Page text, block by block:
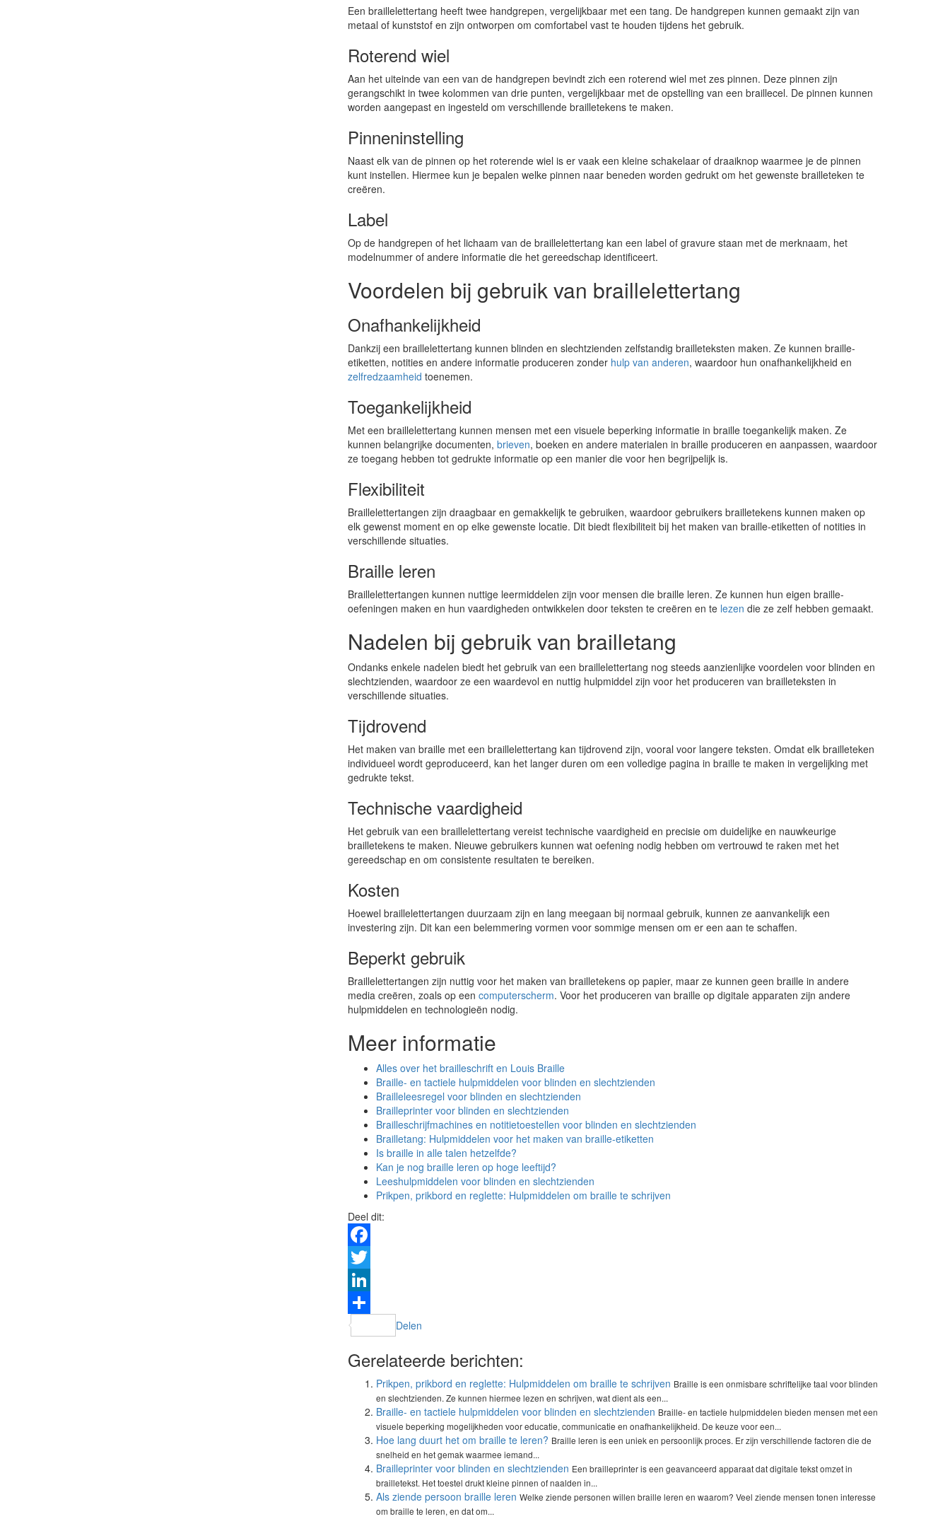
Een braillelettertang heeft twee handgrepen, vergelijkbaar met een tang. De handgrepen kunnen gemaakt zijn van
metaal of kunststof en zijn ontworpen om comfortabel vast te houden tijdens het gebruik.
Roterend wiel
Aan het uiteinde van een van de handgrepen bevindt zich een roterend wiel met zes pinnen. Deze pinnen zijn
gerangschikt in twee kolommen van drie punten, vergelijkbaar met de opstelling van een braillecel. De pinnen kunnen
worden aangepast en ingesteld om verschillende brailletekens te maken.
Pinneninstelling
Naast elk van de pinnen op het roterende wiel is er vaak een kleine schakelaar of draaiknop waarmee je de pinnen
kunt instellen. Hiermee kun je bepalen welke pinnen naar beneden worden gedrukt om het gewenste brailleteken te
creëren.
Label
Op de handgrepen of het lichaam van de braillelettertang kan een label of gravure staan met de merknaam, het
modelnummer of andere informatie die het gereedschap identificeert.
Voordelen bij gebruik van braillelettertang
Onafhankelijkheid
Dankzij een braillelettertang kunnen blinden en slechtzienden zelfstandig brailleteksten maken. Ze kunnen braille-
etiketten, notities en andere informatie produceren zonder hulp van anderen, waardoor hun onafhankelijkheid en
zelfredzaamheid toenemen.
Toegankelijkheid
Met een braillelettertang kunnen mensen met een visuele beperking informatie in braille toegankelijk maken. Ze
kunnen belangrijke documenten, brieven, boeken en andere materialen in braille produceren en aanpassen, waardoor
ze toegang hebben tot gedrukte informatie op een manier die voor hen begrijpelijk is.
Flexibiliteit
Braillelettertangen zijn draagbaar en gemakkelijk te gebruiken, waardoor gebruikers brailletekens kunnen maken op
elk gewenst moment en op elke gewenste locatie. Dit biedt flexibiliteit bij het maken van braille-etiketten of notities in
verschillende situaties.
Braille leren
Braillelettertangen kunnen nuttige leermiddelen zijn voor mensen die braille leren. Ze kunnen hun eigen braille-
oefeningen maken en hun vaardigheden ontwikkelen door teksten te creëren en te lezen die ze zelf hebben gemaakt.
Nadelen bij gebruik van brailletang
Ondanks enkele nadelen biedt het gebruik van een braillelettertang nog steeds aanzienlijke voordelen voor blinden en
slechtzienden, waardoor ze een waardevol en nuttig hulpmiddel zijn voor het produceren van brailleteksten in
verschillende situaties.
Tijdrovend
Het maken van braille met een braillelettertang kan tijdrovend zijn, vooral voor langere teksten. Omdat elk brailleteken
individueel wordt geproduceerd, kan het langer duren om een volledige pagina in braille te maken in vergelijking met
gedrukte tekst.
Technische vaardigheid
Het gebruik van een braillelettertang vereist technische vaardigheid en precisie om duidelijke en nauwkeurige
brailletekens te maken. Nieuwe gebruikers kunnen wat oefening nodig hebben om vertrouwd te raken met het
gereedschap en om consistente resultaten te bereiken.
Kosten
Hoewel braillelettertangen duurzaam zijn en lang meegaan bij normaal gebruik, kunnen ze aanvankelijk een
investering zijn. Dit kan een belemmering vormen voor sommige mensen om er een aan te schaffen.
Beperkt gebruik
Braillelettertangen zijn nuttig voor het maken van brailletekens op papier, maar ze kunnen geen braille in andere
media creëren, zoals op een computerscherm. Voor het produceren van braille op digitale apparaten zijn andere
hulpmiddelen en technologieën nodig.
Meer informatie
Alles over het brailleschrift en Louis Braille
Braille- en tactiele hulpmiddelen voor blinden en slechtzienden
Brailleleesregel voor blinden en slechtzienden
Brailleprinter voor blinden en slechtzienden
Brailleschrijfmachines en notitietoestellen voor blinden en slechtzienden
Brailletang: Hulpmiddelen voor het maken van braille-etiketten
Is braille in alle talen hetzelfde?
Kan je nog braille leren op hoge leeftijd?
Leeshulpmiddelen voor blinden en slechtzienden
Prikpen, prikbord en reglette: Hulpmiddelen om braille te schrijven
Deel dit:
Facebook
Twitter
LinkedIn
Delen
Gerelateerde berichten:
Prikpen, prikbord en reglette: Hulpmiddelen om braille te schrijven Braille is een onmisbare schriftelijke taal voor blinden
en slechtzienden. Ze kunnen hiermee lezen en schrijven, wat dient als een...
Braille- en tactiele hulpmiddelen voor blinden en slechtzienden Braille- en tactiele hulpmiddelen bieden mensen met een
visuele beperking mogelijkheden voor educatie, communicatie en onafhankelijkheid. De keuze voor een...
Hoe lang duurt het om braille te leren? Braille leren is een uniek en persoonlijk proces. Er zijn verschillende factoren die de
snelheid en het gemak waarmee iemand...
Brailleprinter voor blinden en slechtzienden Een brailleprinter is een geavanceerd apparaat dat digitale tekst omzet in
brailletekst. Het toestel drukt kleine pinnen of naalden in...
Als ziende persoon braille leren Welke ziende personen willen braille leren en waarom? Veel ziende mensen tonen interesse
om braille te leren, en dat om...